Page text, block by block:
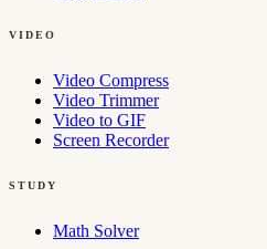
VIDEO
Video Compress
Video Trimmer
Video to GIF
Screen Recorder
STUDY
Math Solver